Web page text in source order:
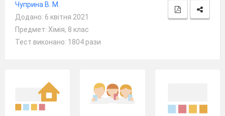
Чуприна В. М.
Додано: 6 квітня 2021
Предмет: Хімія, 8 клас
Тест виконано: 1804 рази